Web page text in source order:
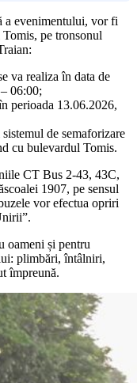
a evenimentului, vor fi
pe tronsonul
va realiza în data de
06:00;
perioada 13.06.2026,
de semaforizare
cu bulevardul Tomis.
CT Bus 2-43, 43C,
1907, pe sensul
vor efectua opriri
oameni și pentru
plimbări, întâlniri,
împreună.